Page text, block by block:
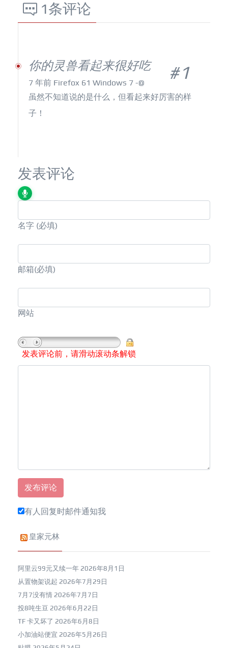
1条评论
#1
你的灵兽看起来很好吃
7 年前 Firefox 61 Windows 7 -@
虽然不知道说的是什么，但看起来好厉害的样
子！
发表评论
名字 (必填)
邮箱(必填)
网站
发表评论前，请滑动滚动条解锁
有人回复时邮件通知我
皇家元林
阿里云99元又续一年 2026年8月1日
从置物架说起 2026年7月29日
7月7没有情 2026年7月7日
投8吨生豆 2026年6月22日
TF 卡又坏了 2026年6月8日
小加油站便宜 2026年5月26日